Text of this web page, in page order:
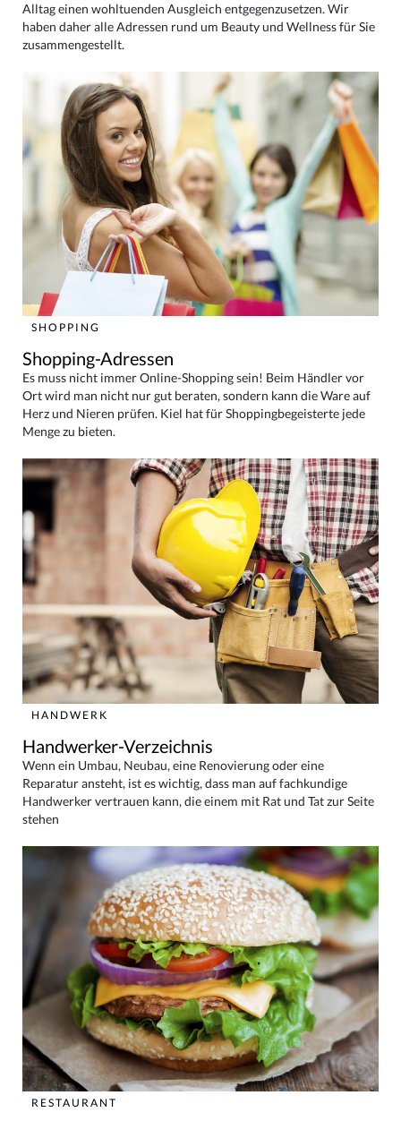
Alltag einen wohltuenden Ausgleich entgegenzusetzen. Wir
haben daher alle Adressen rund um Beauty und Wellness für Sie
zusammengestellt.
SHOPPING
Shopping-Adressen
Es muss nicht immer Online-Shopping sein! Beim Händler vor
Ort wird man nicht nur gut beraten, sondern kann die Ware auf
Herz und Nieren prüfen. Kiel hat für Shoppingbegeisterte jede
Menge zu bieten.
HANDWERK
Handwerker-Verzeichnis
Wenn ein Umbau, Neubau, eine Renovierung oder eine
Reparatur ansteht, ist es wichtig, dass man auf fachkundige
Handwerker vertrauen kann, die einem mit Rat und Tat zur Seite
stehen
RESTAURANT